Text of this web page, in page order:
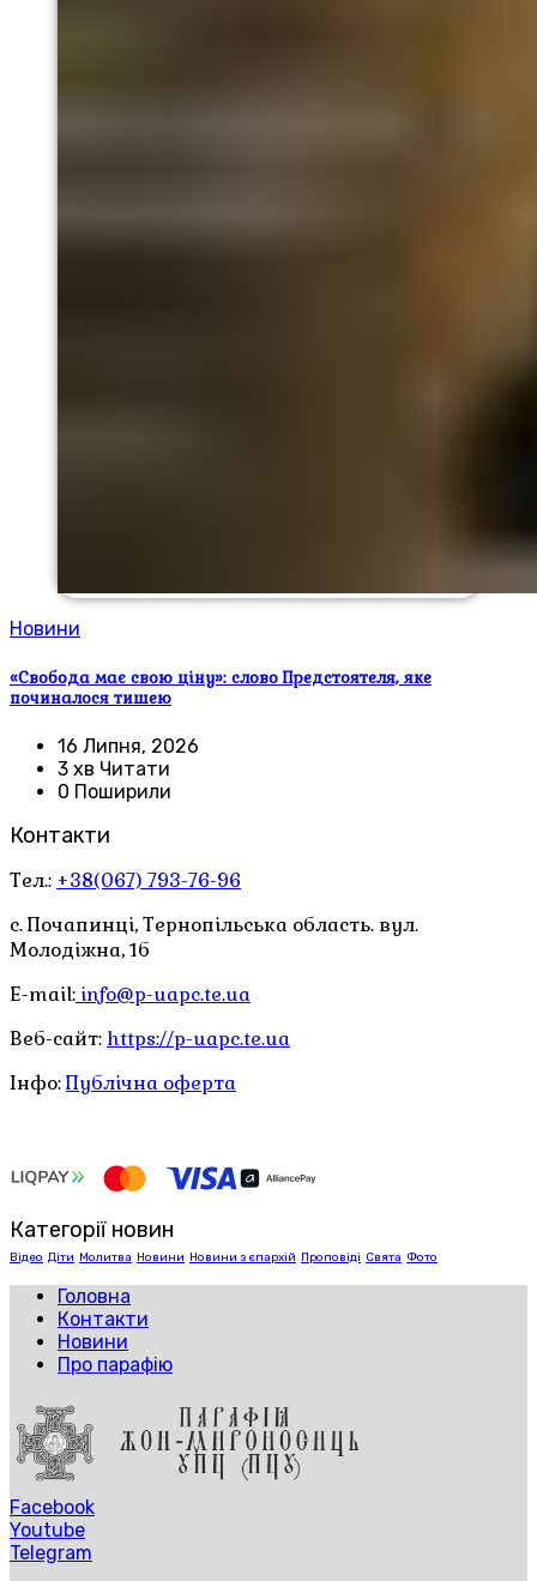
Новини
«Свобода має свою ціну»: слово Предстоятеля, яке
починалося тишею
16 Липня, 2026
3 хв Читати
0 Поширили
Контакти
Тел.: +38(067) 793-76-96
с. Почапинці, Тернопільська область. вул.
Молодіжна, 1б
E-mail: info@p-uapc.te.ua
Веб-сайт: https://p-uapc.te.ua
Інфо:Публічна оферта
Категорії новин
Відео Діти Молитва Новини Новини з єпархій Проповіді Свята Фото
Головна
Контакти
Новини
Про парафію
Facebook
Youtube
Telegram